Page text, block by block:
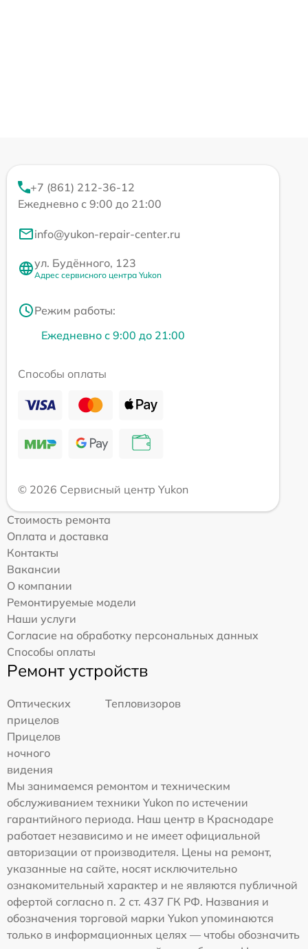
+7 (861) 212-36-12
Ежедневно с 9:00 до 21:00
info@yukon-repair-center.ru
ул. Будённого, 123
Адрес сервисного центра Yukon
Режим работы:
Ежедневно с 9:00 до 21:00
Способы оплаты
© 2026 Сервисный центр Yukon
Стоимость ремонта
Оплата и доставка
Контакты
Вакансии
О компании
Ремонтируемые модели
Наши услуги
Согласие на обработку персональных данных
Способы оплаты
Ремонт устройств
Оптических
прицелов
Тепловизоров
Прицелов
ночного
видения
Мы занимаемся ремонтом и техническим
обслуживанием техники Yukon по истечении
гарантийного периода. Наш центр в Краснодаре
работает независимо и не имеет официальной
авторизации от производителя. Цены на ремонт,
указанные на сайте, носят исключительно
ознакомительный характер и не являются публичной
офертой согласно п. 2 ст. 437 ГК РФ. Названия и
обозначения торговой марки Yukon упоминаются
только в информационных целях — чтобы обозначить